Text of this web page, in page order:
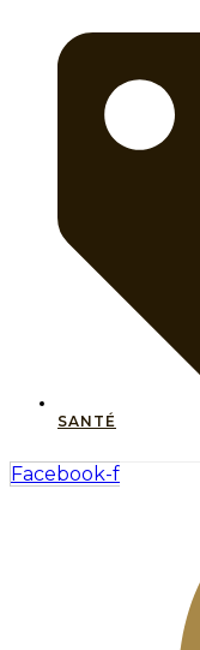
SANTÉ
Facebook-f